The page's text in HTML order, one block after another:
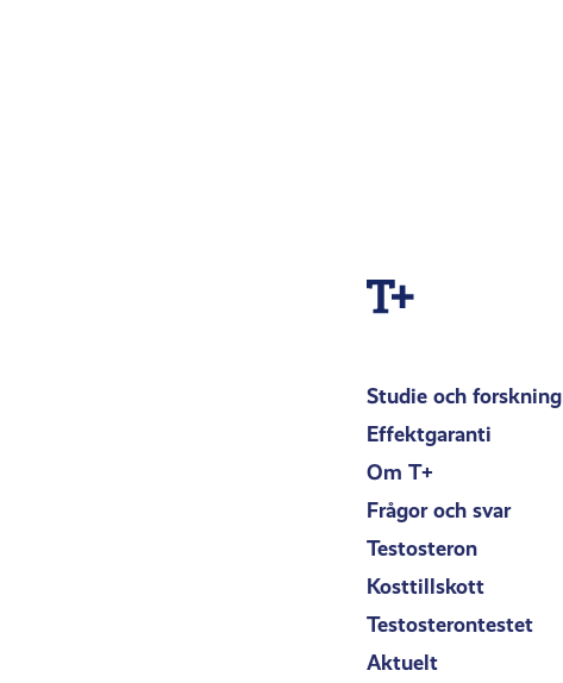
Studie och forskning
Effektgaranti
Om T+
Frågor och svar
Testosteron
Kosttillskott
Testosterontestet
Aktuelt